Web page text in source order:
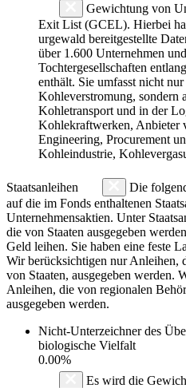
Gewichtung von
Exit List (GCEL). Hierbei
urgewald bereitgestellte
über 1.600 Unternehmen
Tochtergesellschaften
enthält. Sie umfasst nicht
Kohleverstromung, sondern
Kohletransport und in der
Kohlekraftwerken, Anbieter
Engineering, Procurement
Kohleindustrie,
Staatsanleihen
Die
auf die im Fonds enthaltenen
Unternehmensaktien. Unter
die von Staaten ausgegeben
Geld leihen. Sie haben eine feste
Wir berücksichtigen nur Anleihen,
von Staaten, ausgegeben werden.
Anleihen, die von regionalen
ausgegeben werden.
Nicht-Unterzeichner des
biologische Vielfalt
0.00%
Es wird die